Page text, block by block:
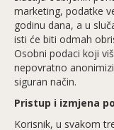
marketing, podatke
godinu dana, a u
isti će biti odmah
Osobni podaci koji
nepovratno
siguran način.
Pristup i izmjena
Korisnik, u svakom